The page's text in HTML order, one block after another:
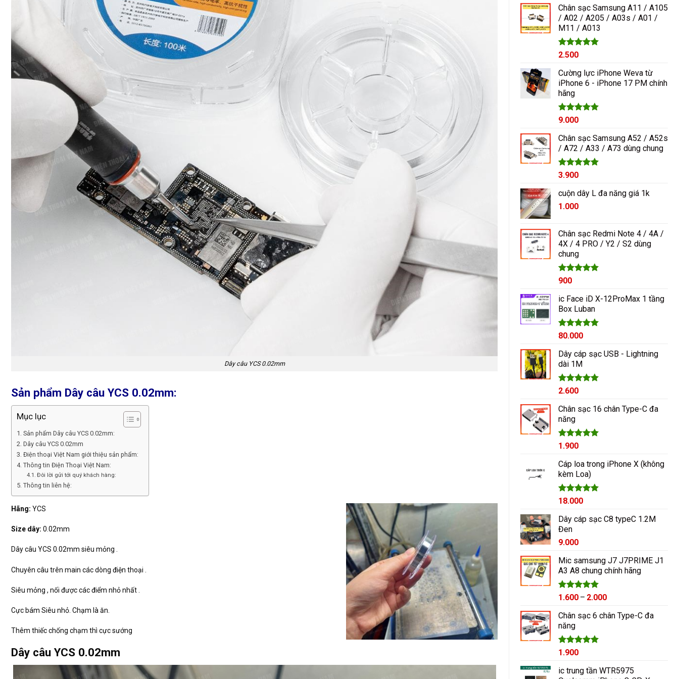
5 sao
Chân sạc Samsung A11 / A105
/ A02 / A205 / A03s / A01 /
M11 / A013
Được xếp
5 sao
2.500
Cường lực iPhone Weva từ
iPhone 6 - iPhone 17 PM chính
hãng
Được xếp
5 sao
9.000
Chân sạc Samsung A52 / A52s
/ A72 / A33 / A73 dùng chung
Được xếp
5 sao
3.900
cuộn dây L đa năng giá 1k
1.000
Chân sạc Redmi Note 4 / 4A /
4X / 4 PRO / Y2 / S2 dùng
chung
Được xếp
5 sao
900
ic Face iD X-12ProMax 1 tầng
Box Luban
Được xếp
5 sao
80.000
Dây cáp sạc USB - Lightning
dài 1M
Được xếp
5 sao
2.600
Chân sạc 16 chân Type-C đa
năng
Được xếp
5 sao
1.900
Cáp loa trong iPhone X (không
kèm Loa)
Được xếp
5 sao
18.000
Dây cáp sạc C8 typeC 1.2M
Đen
9.000
Mic samsung J7 J7PRIME J1
A3 A8 chung chính hãng
Được xếp
5 sao
1.600 – 2.000Khoảng
từ
Chân sạc 6 chân Type-C đa
năng
Được xếp
5 sao
1.900
ic trung tần WTR5975
Dây câu YCS 0.02mm
Sản phẩm Dây câu YCS 0.02mm:
Mục lục
Sản phẩm Dây câu YCS 0.02mm:
Dây câu YCS 0.02mm
Điện thoại Việt Nam giới thiệu sản phẩm:
Thông tin Điện Thoại Việt Nam:
Đôi lời gửi tới quý khách hàng:
Thông tin liên hệ:
Hãng: YCS
Size dây: 0.02mm
Dây câu YCS 0.02mm siêu mỏng .
Chuyên câu trên main các dòng điện thoại .
Siêu mỏng , nối được các điểm nhỏ nhất .
Cực bám Siêu nhỏ. Chạm là ăn.
Thêm thiếc chống chạm thì cực sướng
Dây câu YCS 0.02mm